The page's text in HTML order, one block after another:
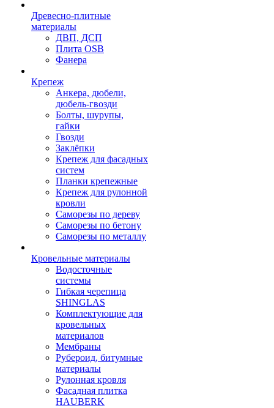
Древесно-плитные
материалы
ДВП, ДСП
Плита OSB
Фанера
Крепеж
Анкера, дюбели,
дюбель-гвозди
Болты, шурупы,
гайки
Гвозди
Заклёпки
Крепеж для фасадных
систем
Планки крепежные
Крепеж для рулонной
кровли
Саморезы по дереву
Саморезы по бетону
Саморезы по металлу
Кровельные материалы
Водосточные
системы
Гибкая черепица
SHINGLAS
Комплектующие для
кровельных
материалов
Мембраны
Рубероид, битумные
материалы
Рулонная кровля
Фасадная плитка
HAUBERK